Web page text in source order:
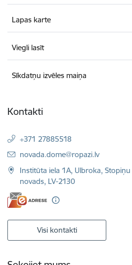
Lapas karte
Viegli lasīt
Sīkdatņu izvēles maiņa
Kontakti
+371 27885518
E-pasts:
novada.dome@ropazi.lv
Institūta iela 1A, Ulbroka,
novads, LV-2130
Visi kontakti